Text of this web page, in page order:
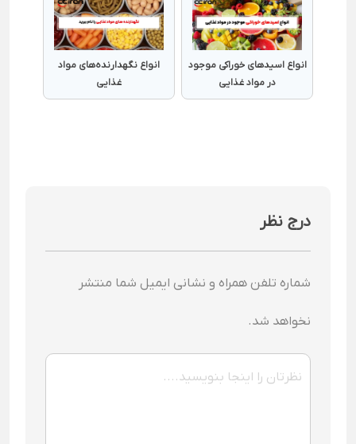
انواع اسیدهای خوراکی موجود
در مواد غذایی
انواع نگهدارنده‌های مواد
غذایی
درج نظر
شماره تلفن همراه و نشانی ایمیل شما منتشر
نخواهد شد.